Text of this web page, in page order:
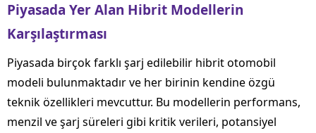
Piyasada Yer Alan Hibrit Modellerin
Karşılaştırması
Piyasada birçok farklı şarj edilebilir hibrit otomobil
modeli bulunmaktadır ve her birinin kendine özgü
teknik özellikleri mevcuttur. Bu modellerin performans,
menzil ve şarj süreleri gibi kritik verileri, potansiyel